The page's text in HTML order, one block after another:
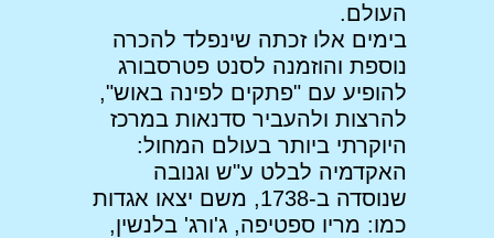
העולם.
בימים אלו זכתה שינפלד להכרה
נוספת והוזמנה לסנט פטרסבורג
להופיע עם "פתקים לפינה באוש",
להרצות ולהעביר סדנאות במרכז
היוקרתי ביותר בעולם המחול:
האקדמיה לבלט ע"ש וגנובה
שנוסדה ב-1738, משם יצאו אגדות
כמו: מריו ספטיפה, ג'ורג' בלנשין,